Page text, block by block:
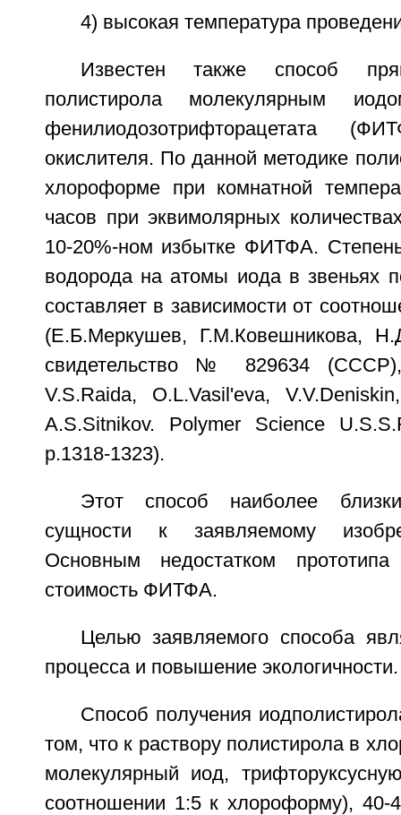
4) высокая температура
Известен также способ
полистирола молекулярным
фенилиодозотрифторацетата
окислителя. По данной методике
хлороформе при комнатной
часов при эквимолярных
10-20%-ном избытке ФИТФА.
водорода на атомы иода в звеньях
составляет в зависимости от
(Е.Б.Меркушев, Г.М.Ковешникова,
свидетельство № 829634
V.S.Raida, O.L.Vasil'eva,
A.S.Sitnikov. Polymer Science
p.1318-1323).
Этот способ наиболее
сущности к заявляемому
Основным недостатком
стоимость ФИТФА.
Целью заявляемого способа
процесса и повышение экологичности.
Способ получения
том, что к раствору полистирола в
молекулярный иод,
соотношении 1:5 к хлороформу), 40-